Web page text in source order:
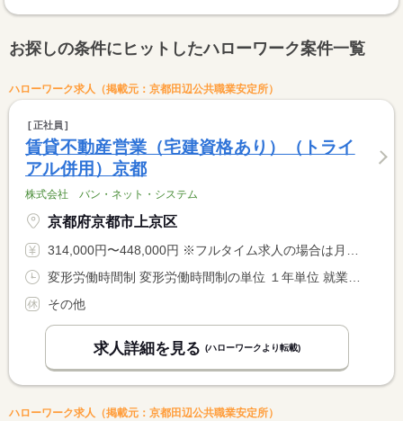
お探しの条件にヒットしたハローワーク案件一覧
ハローワーク求人（掲載元：京都田辺公共職業安定所）
正社員
賃貸不動産営業（宅建資格あり）（トライ
アル併用）京都
株式会社 バン・ネット・システム
京都府京都市上京区
314,000円〜448,000円 ※フルタイム求人の場合は月額（換算額）、パート求人の場合は時間額を表示しています。
変形労働時間制 変形労働時間制の単位 １年単位 就業時間１ 10時00分〜18時00分 就業時間２ 9時00分〜18時00分 就業時間に関する特記事項 （１）は４月〜９月 <BR> （２）は１０月〜３月
その他
求人詳細を見る (ハローワークより転載)
ハローワーク求人（掲載元：京都田辺公共職業安定所）